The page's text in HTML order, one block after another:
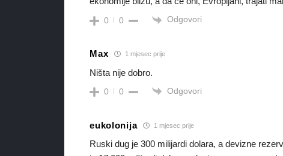
0 0 Odgovori
Max 1 mjesec prije
Ništa nije dobro.
0 0 Odgovori
eukolonija 1 mjesec prije
Ruski dug je 300 milijardi dolara, a devizne